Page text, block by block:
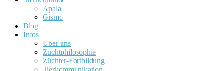
Apala
Gismo
Blog
Infos
Über uns
Zuchtphilosophie
Züchter-Fortbildung
Tierkommunikation